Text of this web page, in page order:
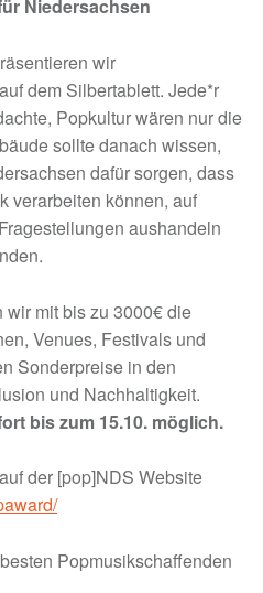
Niedersachsen
wir
dem Silbertablett. Jede*r
Popkultur wären nur die
sollte danach wissen,
dafür sorgen, dass
verarbeiten können, auf
aushandeln
wir mit bis zu 3000€ die
Venues, Festivals und
Sonderpreise in den
und Nachhaltigkeit.
bis zum 15.10. möglich.
der [pop]NDS Website
Popmusikschaffenden